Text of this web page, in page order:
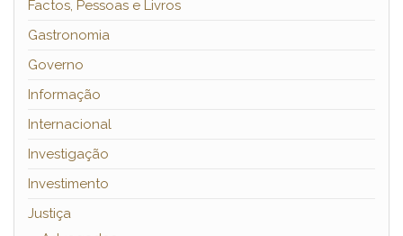
Factos, Pessoas e Livros
Gastronomia
Governo
Informação
Internacional
Investigação
Investimento
Justiça